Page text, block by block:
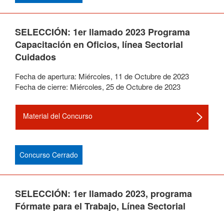
SELECCIÓN: 1er llamado 2023 Programa
Capacitación en Oficios, línea Sectorial
Cuidados
Fecha de apertura: Miércoles, 11 deOctubrede2023
Fecha de cierre: Miércoles, 25deOctubrede2023
Material del Concurso
Concurso Cerrado
SELECCIÓN: 1er llamado 2023, programa
Fórmate para el Trabajo, Línea Sectorial